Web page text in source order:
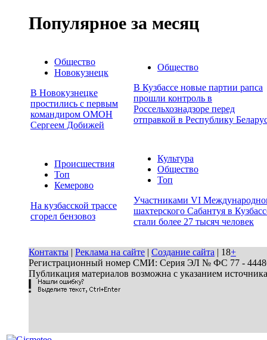
Популярное за месяц
Общество
Новокузнецк
В Новокузнецке
простились с первым
командиром ОМОН
Сергеем Добижей
Общество
В Кузбассе новые партии рапса
прошли контроль в
Россельхознадзоре перед
отправкой в Республику
Происшествия
Топ
Кемерово
На кузбасской трассе
сгорел бензовоз
Культура
Общество
Топ
Участниками VI
шахтерского Сабантуя в
стали более 27 тысяч человек
Контакты | Реклама на сайте | Создание сайта | 18+
Регистрационный номер СМИ: Серия ЭЛ № ФС 77 - 44486
Публикация материалов возможна с указанием